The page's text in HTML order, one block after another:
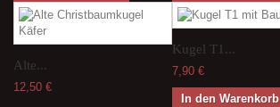
Alte...
12,50 €
Kugel T1...
7,90 €
In den Warenkorb